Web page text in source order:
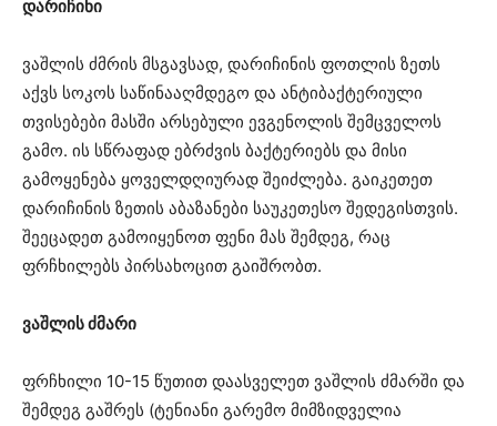
დარიჩინი
ვაშლის ძმრის მსგავსად, დარიჩინის ფოთლის ზეთს
აქვს სოკოს საწინააღმდეგო და ანტიბაქტერიული
თვისებები მასში არსებული ევგენოლის შემცველოს
გამო. ის სწრაფად ებრძვის ბაქტერიებს და მისი
გამოყენება ყოველდღიურად შეიძლება. გაიკეთეთ
დარიჩინის ზეთის აბაზანები საუკეთესო შედეგისთვის.
შეეცადეთ გამოიყენოთ ფენი მას შემდეგ, რაც
ფრჩხილებს პირსახოცით გაიშრობთ.
ვაშლის ძმარი
ფრჩხილი 10-15 წუთით დაასველეთ ვაშლის ძმარში და
შემდეგ გაშრეს (ტენიანი გარემო მიმზიდველია